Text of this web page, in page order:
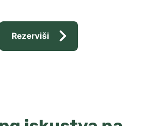
Rezerviši